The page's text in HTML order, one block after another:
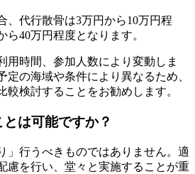
、代行散骨は3万円から10万円程
ら40万円程度となります。
用時間、参加人数により変動しま
定の海域や条件により異なるため、
較検討することをお勧めします。
は可能ですか？
」行うべきものではありません。適
慮を行い、堂々と実施することが重